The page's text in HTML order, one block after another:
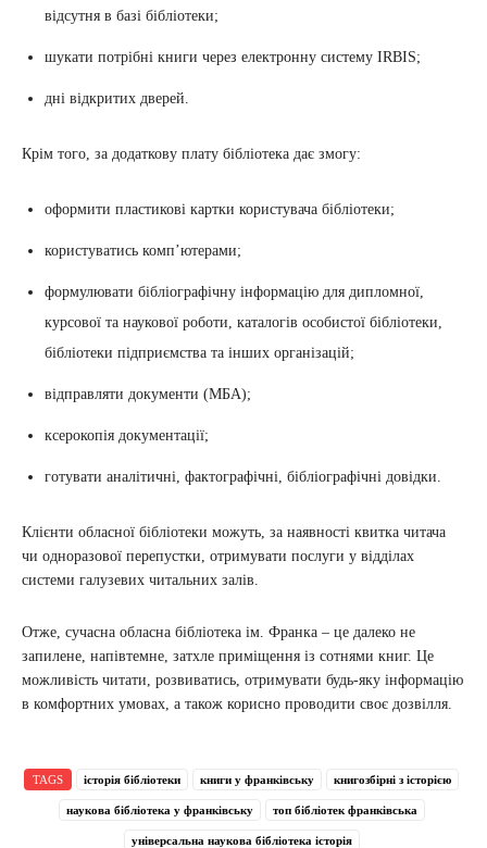
відсутня в базі бібліотеки;
шукати потрібні книги через електронну систему IRBIS;
дні відкритих дверей.
Крім того, за додаткову плату бібліотека дає змогу:
оформити пластикові картки користувача бібліотеки;
користуватись комп’ютерами;
формулювати бібліографічну інформацію для дипломної,
курсової та наукової роботи, каталогів особистої бібліотеки,
бібліотеки підприємства та інших організацій;
відправляти документи (МБА);
ксерокопія документації;
готувати аналітичні, фактографічні, бібліографічні довідки.
Клієнти обласної бібліотеки можуть, за наявності квитка читача
чи одноразової перепустки, отримувати послуги у відділах
системи галузевих читальних залів.
Отже, сучасна обласна бібліотека ім. Франка – це далеко не
запилене, напівтемне, затхле приміщення із сотнями книг. Це
можливість читати, розвиватись, отримувати будь-яку інформацію
в комфортних умовах, а також корисно проводити своє дозвілля.
TAGS історія бібліотеки книги у франківську книгозбірні з історією
наукова бібліотека у франківську топ бібліотек франківська
універсальна наукова бібліотека історія